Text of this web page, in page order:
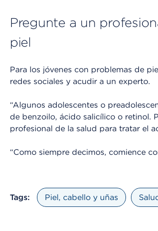
Pregunte a un
piel
Para los jóvenes con problemas de
redes sociales y acudir a un experto.
“Algunos adolescentes o
de benzoilo, ácido salicílico o retinol.
profesional de la salud para tratar el
“Como siempre decimos, comience
Tags: Piel, cabello y uñas